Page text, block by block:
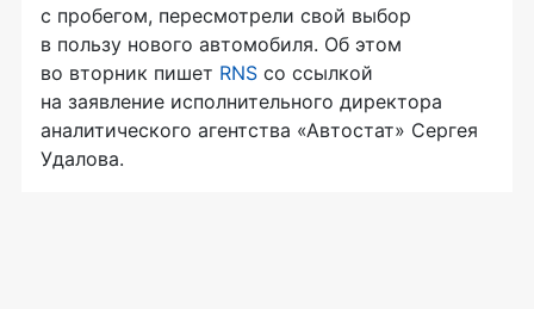
с пробегом, пересмотрели свой выбор
в пользу нового автомобиля. Об этом
во вторник пишет RNS со ссылкой
на заявление исполнительного директора
аналитического агентства «Автостат» Сергея
Удалова.